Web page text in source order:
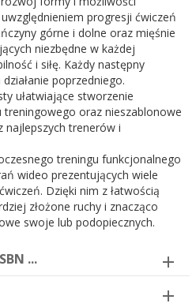
progresji ćwiczeń
górne i dolne oraz mięśnie
niezbędne w każdej
i siłę. Każdy następny
poprzedniego.
ułatwiające stworzenie
treningowego oraz nieszablonowe
najlepszych trenerów i
treningu funkcjonalnego
wideo prezentujących wiele
Dzięki nim z łatwością
złożone ruchy i znacząco
swoje lub podopiecznych.
...